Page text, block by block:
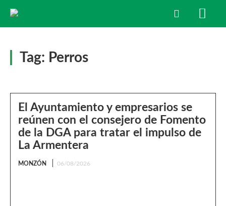
Tag: Perros
El Ayuntamiento y empresarios se
reúnen con el consejero de Fomento
de la DGA para tratar el impulso de
La Armentera
MONZÓN 06/08/2026